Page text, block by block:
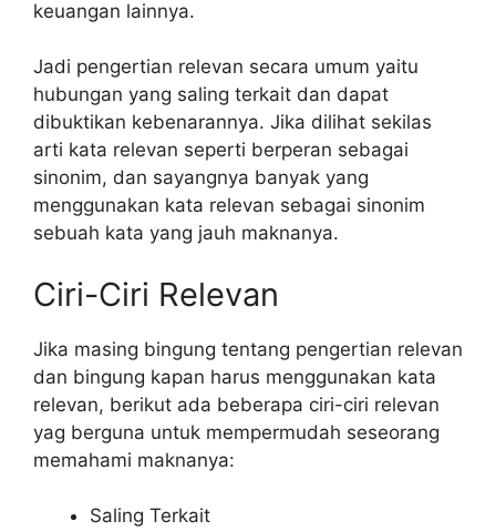
keuangan lainnya.
Jadi pengertian relevan secara umum yaitu
hubungan yang saling terkait dan dapat
dibuktikan kebenarannya. Jika dilihat sekilas
arti kata relevan seperti berperan sebagai
sinonim, dan sayangnya banyak yang
menggunakan kata relevan sebagai sinonim
sebuah kata yang jauh maknanya.
Ciri-Ciri Relevan
Jika masing bingung tentang pengertian relevan
dan bingung kapan harus menggunakan kata
relevan, berikut ada beberapa ciri-ciri relevan
yag berguna untuk mempermudah seseorang
memahami maknanya:
Saling Terkait